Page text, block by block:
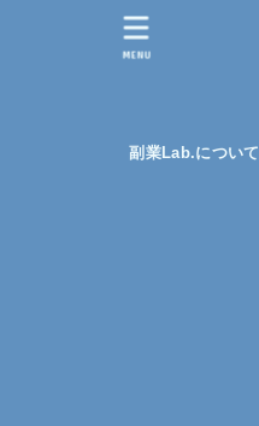
副業Lab.について
MENU